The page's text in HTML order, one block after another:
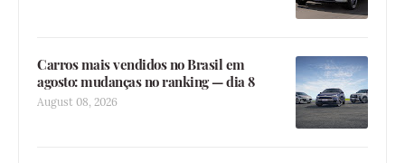
Carros mais vendidos no Brasil em
agosto: mudanças no ranking — dia 8
August 08, 2026